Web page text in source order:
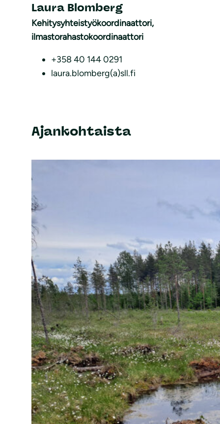
Kehitysyhteistyökoordinaattori,
ilmastorahastokoordinaattori
Laura Blomberg
+358 40 144 0291
laura.blomberg(a)sll.fi
Ajankohtaista